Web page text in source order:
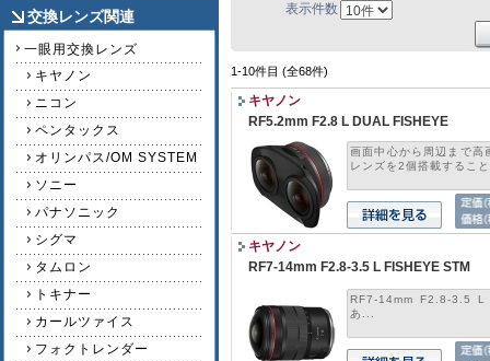
交換レンズ関連
一眼用交換レンズ
キヤノン
ニコン
ペンタックス
オリンパス/OM SYSTEM
ソニー
パナソニック
シグマ
タムロン
トキナー
カールツァイス
フォクトレンダー
表示件数
1-10件目 (全68件)
キヤノン
RF5.2mm F2.8 L DUAL FISHEYE
画面中心から周辺まで
レンズを2個搭載するこ
キヤノン
RF7-14mm F2.8-3.5 L FISHEYE STM
RF7-14mm F2.8-3.5
あ...